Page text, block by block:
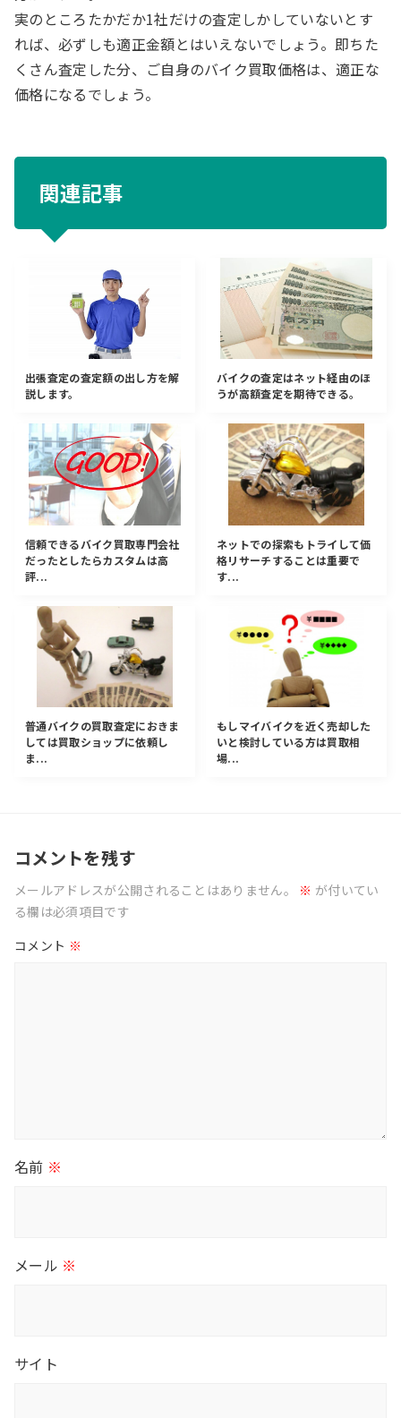
実のところたかだか1社だけの査定しかしていないとす
れば、必ずしも適正金額とはいえないでしょう。即ちた
くさん査定した分、ご自身のバイク買取価格は、適正な
価格になるでしょう。
関連記事
出張査定の査定額の出し方を解
説します。
バイクの査定はネット経由のほ
うが高額査定を期待できる。
信頼できるバイク買取専門会社
だったとしたらカスタムは高
評...
ネットでの探索もトライして価
格リサーチすることは重要で
す...
普通バイクの買取査定におきま
しては買取ショップに依頼し
ま...
もしマイバイクを近く売却した
いと検討している方は買取相
場...
コメントを残す
メールアドレスが公開されることはありません。 ※ が付いてい
る欄は必須項目です
コメント ※
名前 ※
メール ※
サイト